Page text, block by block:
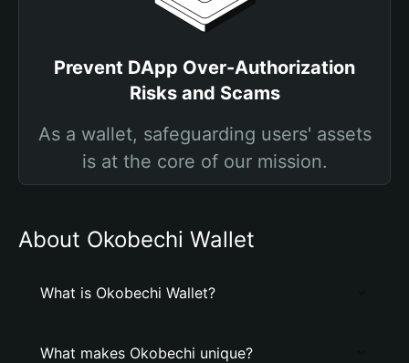
Prevent DApp Over-Authorization
Risks and Scams
As a wallet, safeguarding users' assets
is at the core of our mission.
About Okobechi Wallet
What is Okobechi Wallet?
What makes Okobechi unique?